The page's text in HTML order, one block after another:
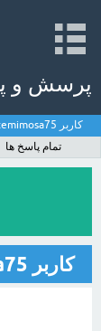
پرسش و
کاربر hatemimosa75
تمام پاسخ ها
کاربر hatemimosa75